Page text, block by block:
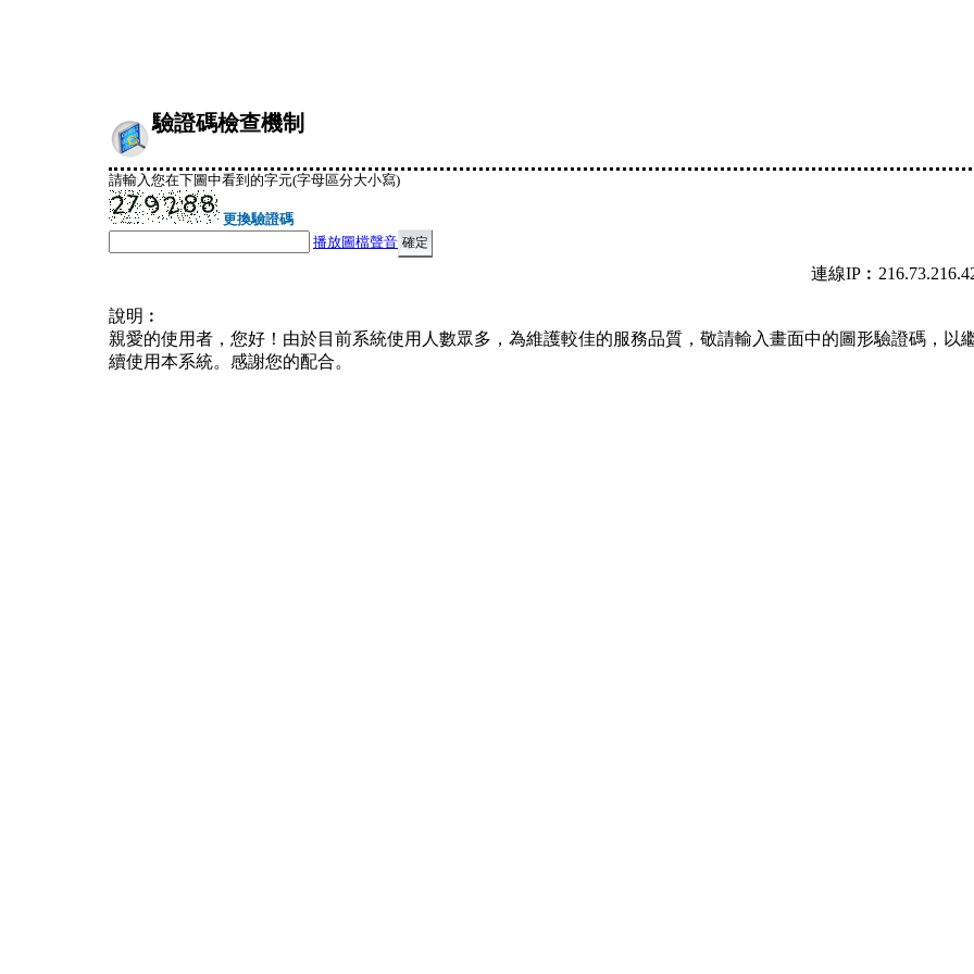
驗證碼檢查機制
請輸入您在下圖中看到的字元(字母區分大小寫)
更換驗證碼
播放圖檔聲音
連線
說明︰
親愛的使用者，您好！由於目前系統使用人數眾多，為維護較佳的服務品質，敬請輸入畫面中的圖形驗證碼，以
續使用本系統。感謝您的配合。